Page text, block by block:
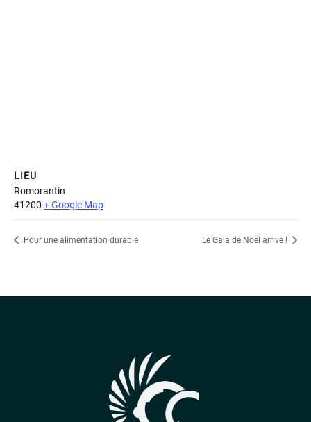
LIEU
Romorantin
41200 + Google Map
Pour une alimentation durable Le Gala de Noël arrive !